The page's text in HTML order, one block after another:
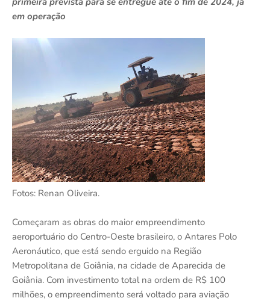
em operação
Fotos: Renan Oliveira.
Começaram as obras do maior empreendimento
aeroportuário do Centro-Oeste brasileiro, o Antares Polo
Aeronáutico, que está sendo erguido na Região
Metropolitana de Goiânia, na cidade de Aparecida de
Goiânia. Com investimento total na ordem de R$ 100
milhões, o empreendimento será voltado para aviação